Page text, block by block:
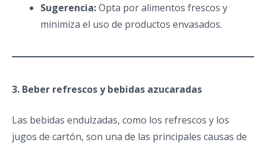
Sugerencia:Opta por alimentos frescos y
minimiza el uso de productos envasados.
3. Beber refrescos y bebidas azucaradas
Las bebidas endulzadas, como los refrescos y los
jugos de cartón, son una de las principales causas de